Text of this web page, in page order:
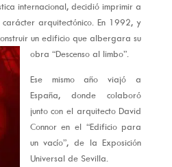
internacional, decidió imprimir a
carácter arquitectónico. En 1992, y
un edificio que albergara su
obra “Descenso al limbo”.
Ese mismo año viajó a
España, donde colaboró
junto con el arquitecto David
Connor en el “Edificio para
un vacío”, de la Exposición
Universal de Sevilla.